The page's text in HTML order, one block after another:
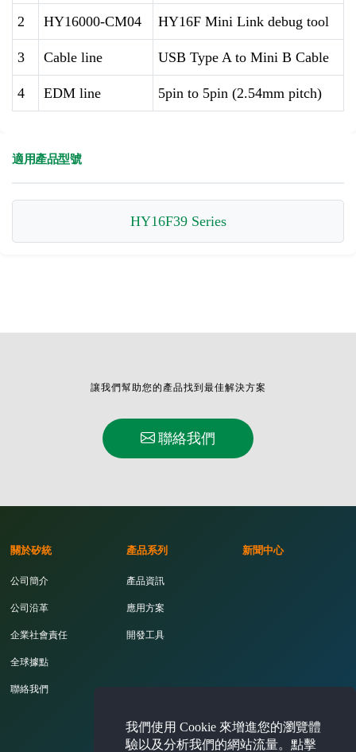
2 HY16000-CM04 HY16F Mini Link debug tool
3 Cable line USB Type A to Mini B Cable
4 EDM line 5pin to 5pin (2.54mm pitch)
適用產品型號
HY16F39 Series
讓我們幫助您的產品找到最佳解決方案
聯絡我們
關於矽統
公司簡介
公司沿革
企業社會責任
全球據點
聯絡我們
產品系列
產品資訊
應用方案
開發工具
新聞中心
投資人專區
我們使用 Cookie 來增進您的瀏覽體
驗以及分析我們的網站流量。點擊